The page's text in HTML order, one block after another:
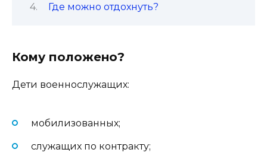
Где можно отдохнуть?
Кому положено?
Дети военнослужащих:
мобилизованных;
служащих по контракту;